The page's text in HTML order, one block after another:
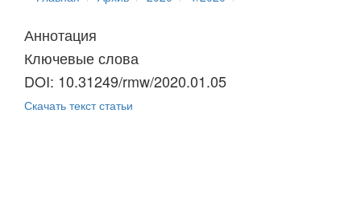
Аннотация
Ключевые слова
DOI: 10.31249/rmw/2020.01.05
Скачать текст статьи